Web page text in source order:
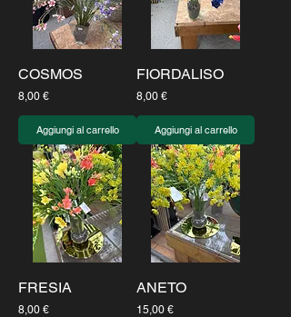
COSMOS
Prezzo
8,00 €
Aggiungi al carrello
FIORDALISO
Prezzo
8,00 €
Aggiungi al carrello
FRESIA
Prezzo
8,00 €
ANETO
Prezzo
15,00 €